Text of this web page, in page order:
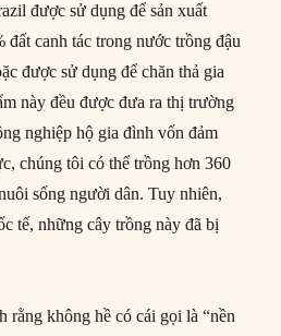
được sử dụng để sản xuất
đất canh tác trong nước trồng đậu
được sử dụng để chăn thả gia
này đều được đưa ra thị trường
nghiệp hộ gia đình vốn đảm
chúng tôi có thể trồng hơn 360
sống người dân. Tuy nhiên,
tế, những cây trồng này đã bị
rằng không hề có cái gọi là “nền